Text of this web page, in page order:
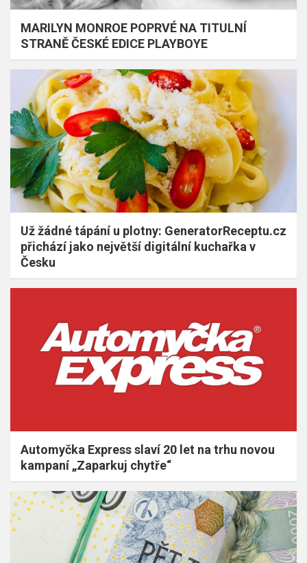
MARILYN MONROE POPRVÉ NA TITULNÍ
STRANĚ ČESKÉ EDICE PLAYBOYE
Už žádné tápání u plotny: GeneratorReceptu.cz
přichází jako největší digitální kuchařka v
Česku
Automyčka Express slaví 20 let na trhu novou
kampaní „Zaparkuj chytře“